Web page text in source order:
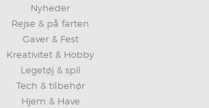
Nyheder
Rejse & på farten
Gaver & Fest
Kreativitet & Hobby
Legetøj & spil
Tech & tilbehør
Hjem & Have